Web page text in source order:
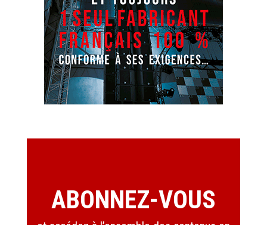
ABONNEZ-VOUS